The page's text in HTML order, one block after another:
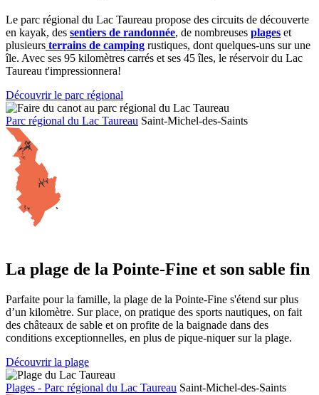
Le parc régional du Lac Taureau propose des circuits de découverte
en kayak, des sentiers de randonnée, de nombreuses plages et
plusieurs terrains de camping rustiques, dont quelques-uns sur une
île. Avec ses 95 kilomètres carrés et ses 45 îles, le réservoir du Lac
Taureau t'impressionnera!
Découvrir le parc régional
Parc régional du Lac Taureau Saint-Michel-des-Saints
La plage de la Pointe-Fine et son sable fin
Parfaite pour la famille, la plage de la Pointe-Fine s'étend sur plus
d’un kilomètre. Sur place, on pratique des sports nautiques, on fait
des châteaux de sable et on profite de la baignade dans des
conditions exceptionnelles, en plus de pique-niquer sur la plage.
Découvrir la plage
Plages - Parc régional du Lac Taureau Saint-Michel-des-Saints